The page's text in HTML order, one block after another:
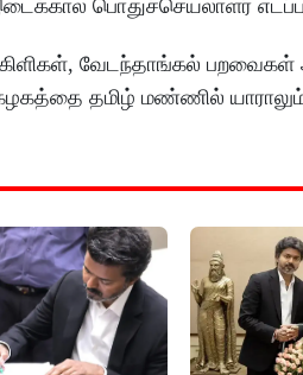
பொதுச்செயலாளர்
வேடந்தாங்கல் பறவைகள்
தமிழ் மண்ணில் யாராலும்